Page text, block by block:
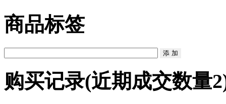
商品标签
购买记录(近期成交数量2